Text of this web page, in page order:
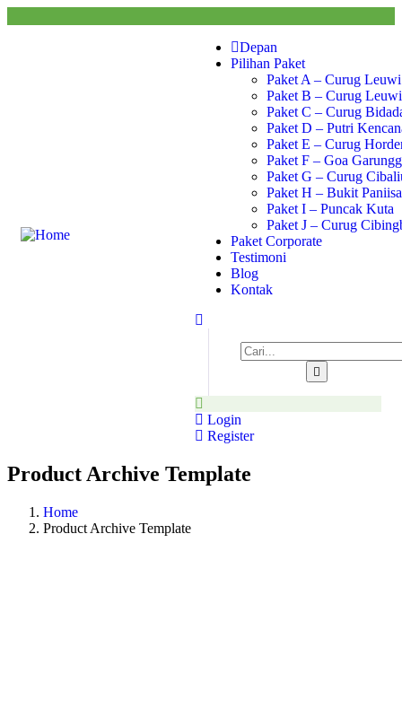
Depan
Pilihan Paket
Paket A – Curug
Paket B – Curug
Paket C – Curug
Paket D – Putri
Paket E – Curug
Paket F – Goa
Paket G – Curug
Paket H – Bukit
Paket I – Puncak Kuta
Paket J – Curug
Paket Corporate
Testimoni
Blog
Kontak
Login
Register
Product Archive Template
Home
Product Archive Template